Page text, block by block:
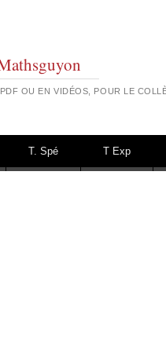
OU EN VIDÉOS, POUR LE
T. Spé T Exp